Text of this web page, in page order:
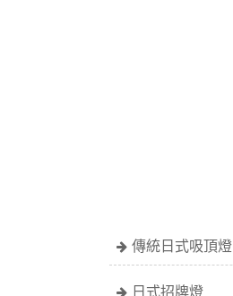
傳統日式吸頂燈
日式招牌燈